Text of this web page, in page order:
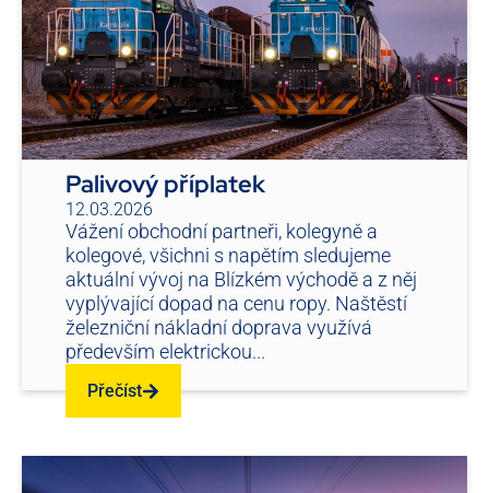
Palivový příplatek
12.03.2026
Vážení obchodní partneři, kolegyně a
kolegové, všichni s napětím sledujeme
aktuální vývoj na Blízkém východě a z něj
vyplývající dopad na cenu ropy. Naštěstí
železniční nákladní doprava využívá
především elektrickou...
Přečíst